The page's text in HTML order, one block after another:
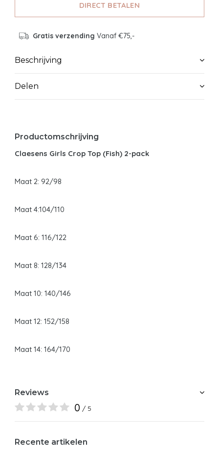
DIRECT BETALEN
Gratis verzending Vanaf €75,-
Beschrijving
Delen
Productomschrijving
Claesens Girls Crop Top (Fish) 2-pack
Maat 2: 92/98
Maat 4:104/110
Maat 6: 116/122
Maat 8: 128/134
Maat 10: 140/146
Maat 12: 152/158
Maat 14: 164/170
Reviews
0 / 5
Recente artikelen